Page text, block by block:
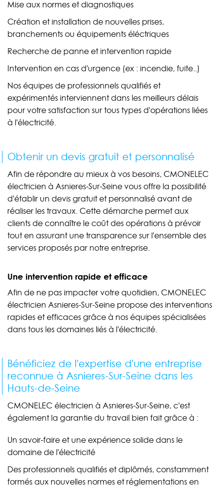
Mise aux normes et diagnostiques
Création et installation de nouvelles prises,
branchements ou équipements éléctriques
Recherche de panne et intervention rapide
Intervention en cas d'urgence (ex : incendie, fuite..)
Nos équipes de professionnels qualifiés et
expérimentés interviennent dans les meilleurs délais
pour votre satisfaction sur tous types d'opérations liées
à l'électricité.
Obtenir un devis gratuit et personnalisé
Afin de répondre au mieux à vos besoins, CMONELEC
électricien à Asnieres-Sur-Seine vous offre la possibilité
d'établir un devis gratuit et personnalisé avant de
réaliser les travaux. Cette démarche permet aux
clients de connaître le coût des opérations à prévoir
tout en assurant une transparence sur l'ensemble des
services proposés par notre entreprise.
Une intervention rapide et efficace
Afin de ne pas impacter votre quotidien, CMONELEC
électricien Asnieres-Sur-Seine propose des interventions
rapides et efficaces grâce à nos équipes spécialisées
dans tous les domaines liés à l'électricité.
Bénéficiez de l'expertise d'une entreprise
reconnue à Asnieres-Sur-Seine dans les
Hauts-de-Seine
CMONELEC électricien à Asnieres-Sur-Seine, c'est
également la garantie du travail bien fait grâce à :
Un savoir-faire et une expérience solide dans le
domaine de l'électricité
Des professionnels qualifiés et diplômés, constamment
formés aux nouvelles normes et réglementations en